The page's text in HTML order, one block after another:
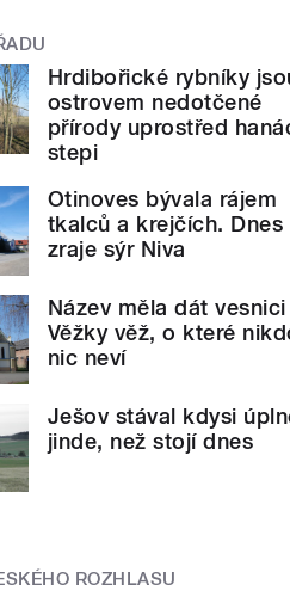
Hrdibořické rybníky
ostrovem nedotčené
přírody uprostřed
stepi
Otinoves bývala rájem
tkalců a krejčích. Dnes
zraje sýr Niva
Název měla dát vesnici
Věžky věž, o které
nic neví
Ješov stával kdysi
jinde, než stojí dnes
ROZHLASU